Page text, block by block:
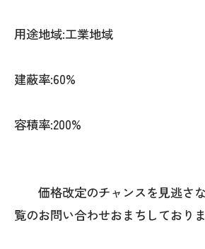
用途地域:工業地域
建蔽率:60%
容積率:200%
価格改定のチャンスを見逃さ
覧のお問い合わせおまちしており